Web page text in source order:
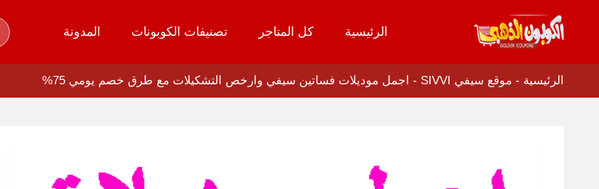
تخطي
المحتوى
الرئيسية كل المتاجر تصنيفات الكوبونات المدونة
الرئيسية - موقع سيفي SIVVI - اجمل موديلات فساتين سيفي وارخص التشكيلات مع طرق خصم يومي 75%